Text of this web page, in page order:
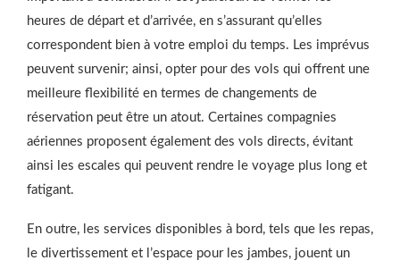
heures de départ et d’arrivée, en s’assurant qu’elles
correspondent bien à votre emploi du temps. Les imprévus
peuvent survenir; ainsi, opter pour des vols qui offrent une
meilleure flexibilité en termes de changements de
réservation peut être un atout. Certaines compagnies
aériennes proposent également des vols directs, évitant
ainsi les escales qui peuvent rendre le voyage plus long et
fatigant.
En outre, les services disponibles à bord, tels que les repas,
le divertissement et l’espace pour les jambes, jouent un